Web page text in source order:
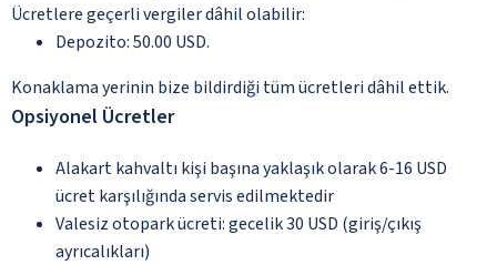
Ücretlere geçerli vergiler dâhil olabilir:
Depozito: 50.00 USD.
Konaklama yerinin bize bildirdiği tüm ücretleri dâhil ettik.
Opsiyonel Ücretler
Alakart kahvaltı kişi başına yaklaşık olarak 6-16 USD
ücret karşılığında servis edilmektedir
Valesiz otopark ücreti: gecelik 30 USD (giriş/çıkış
ayrıcalıkları)